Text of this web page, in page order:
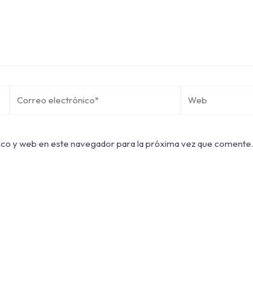
electrónico*
y web en este navegador para la próxima vez que comente.